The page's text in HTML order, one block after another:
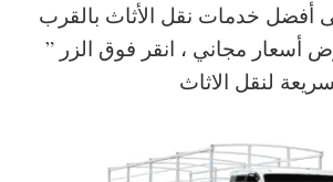
أفضل خدمات نقل الأثاث بالقرب
مجاني ، انقر فوق الزر ”
لنقل الاثاث